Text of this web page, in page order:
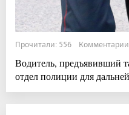
Прочитали: 556
Водитель, предъявивший
отдел полиции для